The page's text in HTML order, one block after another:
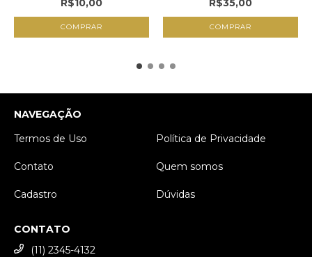
NAVEGAÇÃO
Termos de Uso
Política de Privacidade
Contato Quem somos
Cadastro Dúvidas
CONTATO
(11) 2345-4132